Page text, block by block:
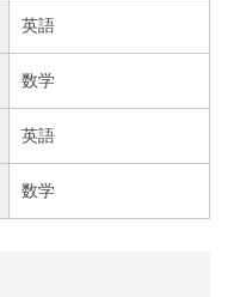
英語
数学
英語
数学